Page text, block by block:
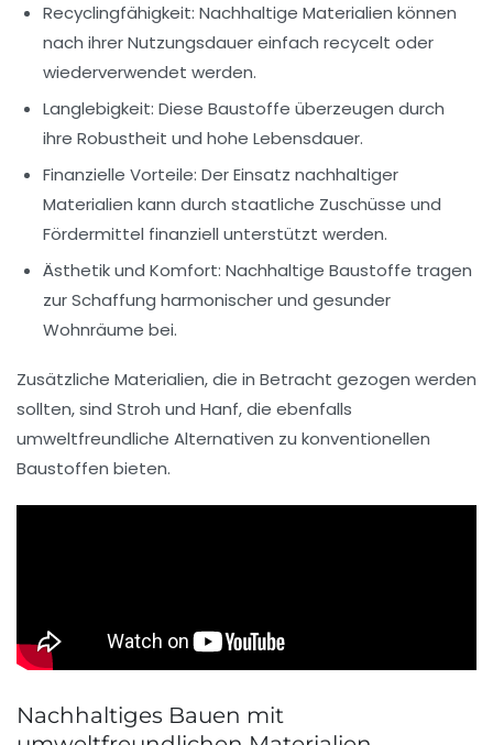
Recyclingfähigkeit: Nachhaltige Materialien können
nach ihrer Nutzungsdauer einfach recycelt oder
wiederverwendet werden.
Langlebigkeit: Diese Baustoffe überzeugen durch
ihre Robustheit und hohe Lebensdauer.
Finanzielle Vorteile: Der Einsatz nachhaltiger
Materialien kann durch staatliche Zuschüsse und
Fördermittel finanziell unterstützt werden.
Ästhetik und Komfort: Nachhaltige Baustoffe tragen
zur Schaffung harmonischer und gesunder
Wohnräume bei.
Zusätzliche Materialien, die in Betracht gezogen werden
sollten, sind Stroh und Hanf, die ebenfalls
umweltfreundliche Alternativen zu konventionellen
Baustoffen bieten.
Nachhaltiges Bauen mit